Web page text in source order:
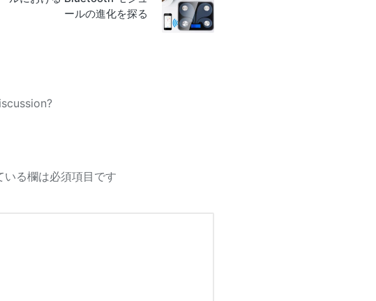
ールの進化を探る
いる欄は必須項目です